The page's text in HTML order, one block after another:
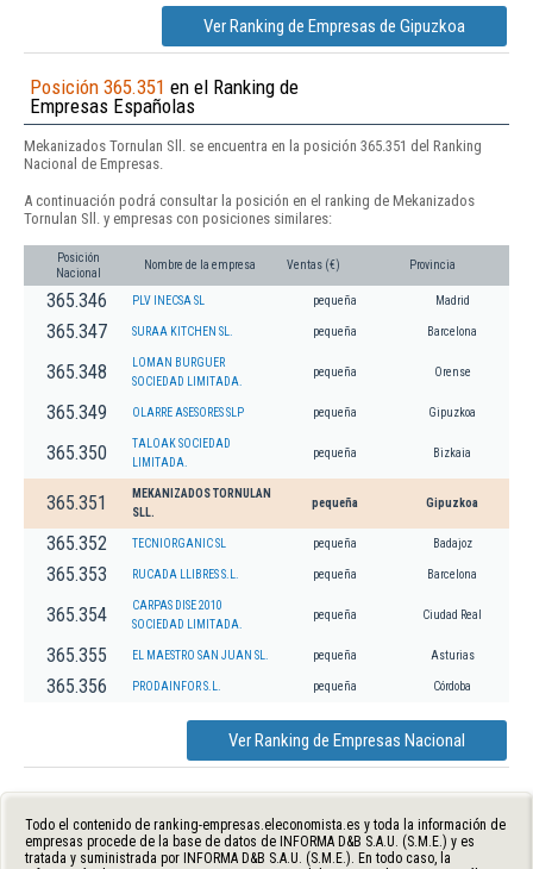
Ver Ranking de Empresas de Gipuzkoa
Posición 365.351 en el Ranking de
Empresas Españolas
Mekanizados Tornulan Sll. se encuentra en la posición 365.351 del Ranking
Nacional de Empresas.
A continuación podrá consultar la posición en el ranking de Mekanizados
Tornulan Sll. y empresas con posiciones similares:
Posición
Nacional
Nombre de la empresa Ventas (€) Provincia
365.346 PLV INECSA SL pequeña Madrid
365.347 SURAA KITCHEN SL. pequeña Barcelona
365.348
LOMAN BURGUER
SOCIEDAD LIMITADA.
pequeña Orense
365.349 OLARRE ASESORES SLP pequeña Gipuzkoa
365.350
TALOAK SOCIEDAD
LIMITADA.
pequeña Bizkaia
365.351
MEKANIZADOS TORNULAN
SLL.
pequeña Gipuzkoa
365.352 TECNIORGANIC SL pequeña Badajoz
365.353 RUCADA LLIBRES S.L. pequeña Barcelona
365.354
CARPAS DISE 2010
SOCIEDAD LIMITADA.
pequeña Ciudad Real
365.355 EL MAESTRO SAN JUAN SL. pequeña Asturias
365.356 PRODAINFOR S.L. pequeña Córdoba
Ver Ranking de Empresas Nacional
Todo el contenido de ranking-empresas.eleconomista.es y toda la información de
empresas procede de la base de datos de INFORMA D&B S.A.U. (S.M.E.) y es
tratada y suministrada por INFORMA D&B S.A.U. (S.M.E.). En todo caso, la